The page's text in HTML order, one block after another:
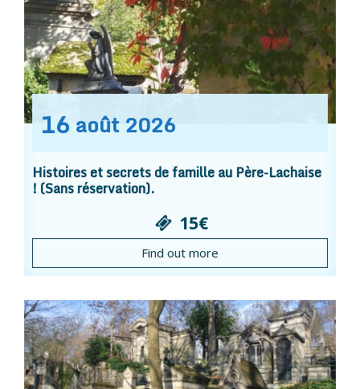
16 août 2026
Histoires et secrets de famille au Père-Lachaise
! (Sans réservation).
15€
Find out more